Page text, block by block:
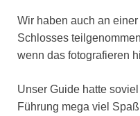
Wir haben auch an
Schlosses
wenn das fotografieren
Unser Guide hatte
Führung mega viel